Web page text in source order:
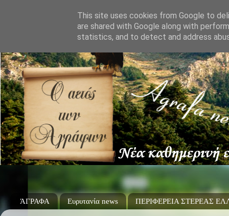
ΆΓΡΑΦΑ Ευρυτανία news ΠΕΡΙΦΕΡΕΙΑ ΣΤΕΡΕΑΣ
This site uses cookies from Google to
are shared with Google along with
statistics, and to detect and address